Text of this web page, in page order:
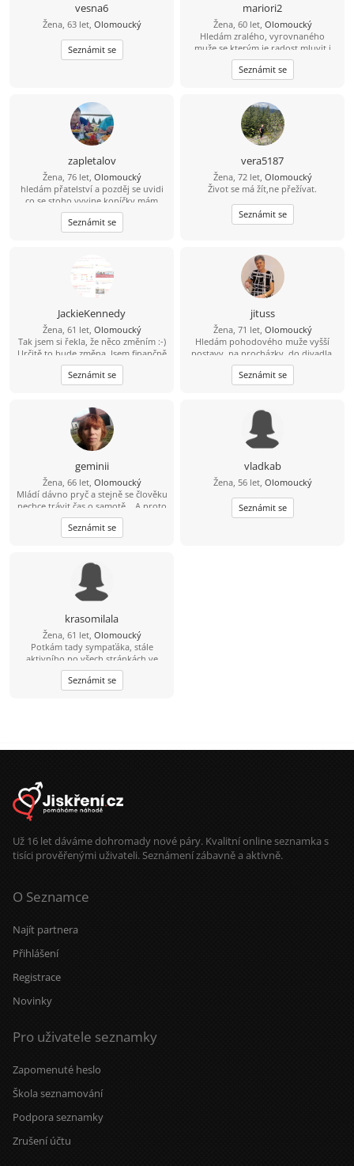
vesna6
Žena, 63 let, Olomoucký
Seznámit se
mariori2
Žena, 60 let, Olomoucký
Hledám zralého, vyrovnaného
muže,se kterým je radost mluvit i
mlčet, sdílet všední dny a objevovat
ty neobyčejné chvilky
Seznámit se
zapletalov
Žena, 76 let, Olomoucký
hledám přatelství a pozděj se uvidi
co se stoho vyvine koníčky mám
křížovky,květiny v jakekoliv podobě
,přírodu ,zahradničeni ,a ještě
dobrou kávu když je ji s kym vypit
Seznámit se
vera5187
Žena, 72 let, Olomoucký
Život se má žít,ne přežívat.
Seznámit se
JackieKennedy
Žena, 61 let, Olomoucký
Tak jsem si řekla, že něco změním :-)
Určitě to bude změna. Jsem finančně
nezávislá, ale takový kamarád na
slunce i do deště by mohl být fajn :-)
Jsem pěkná , ne pro každého...Mám
že chlap bude pro mě to nejlepší, co
mám mít, tak třeba mají synové
pravdu :-) Dělám to i pro sebe,, mám
ráda život na pohodu, ale pohodlná
nejsem, mám fenku Jackii a patří do
rodiny,:-)
Seznámit se
jituss
Žena, 71 let, Olomoucký
Hledám pohodového muže vyšší
postavy, na procházky, do divadla,
na koncerty, výlety na kole
Seznámit se
geminii
Žena, 66 let, Olomoucký
Mládí dávno pryč a stejně se člověku
nechce trávit čas o samotě... A proto
hledám kamaráda, přítele, lásku(?),
prostě někoho na sdílení času při
společných aktivitách, sdílení radostí
Seznámit se
vladkab
Žena, 56 let, Olomoucký
Seznámit se
krasomilala
Žena, 61 let, Olomoucký
Potkám tady sympaťáka, stále
aktivního po všech stránkách ve
věku 59-64 let nad 182 cm?
Seznámit se
Už 16 let dáváme dohromady nové páry. Kvalitní online seznamka s
tisíci prověřenými uživateli. Seznámení zábavně a aktivně.
O Seznamce
Najít partnera
Přihlášení
Registrace
Novinky
Pro uživatele seznamky
Zapomenuté heslo
Škola seznamování
Podpora seznamky
Zrušení účtu